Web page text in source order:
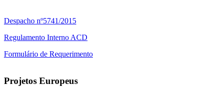
Despacho nº5741/2015
Regulamento Interno ACD
Formulário de Requerimento
Projetos Europeus